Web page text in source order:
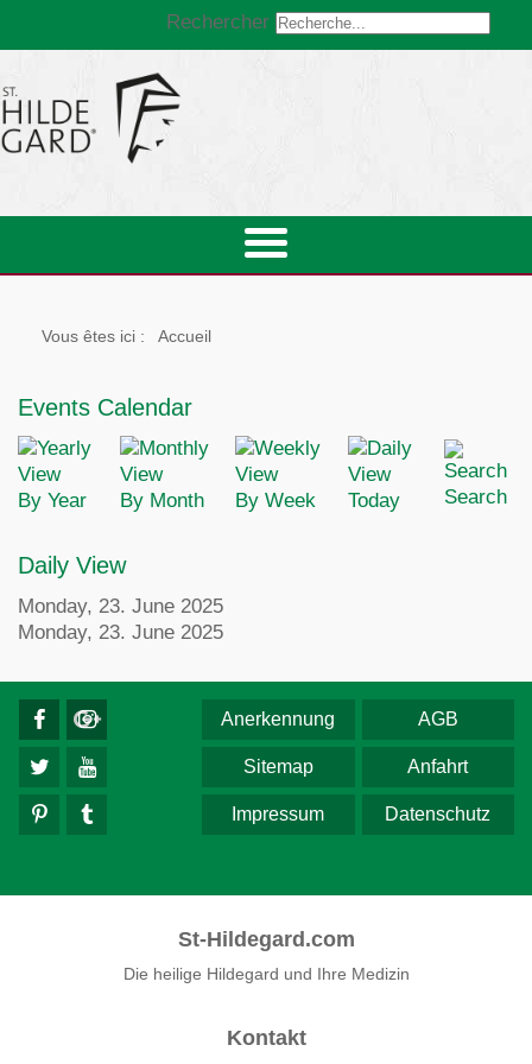
Rechercher
Vous êtes ici : Accueil
Events Calendar
By Year By Month By Week Today Search
Daily View
Monday, 23. June 2025
Monday, 23. June 2025
AGB
Anerkennung
Anfahrt
Sitemap
Datenschutz
Impressum
St-Hildegard.com
Die heilige Hildegard und Ihre Medizin
Kontakt